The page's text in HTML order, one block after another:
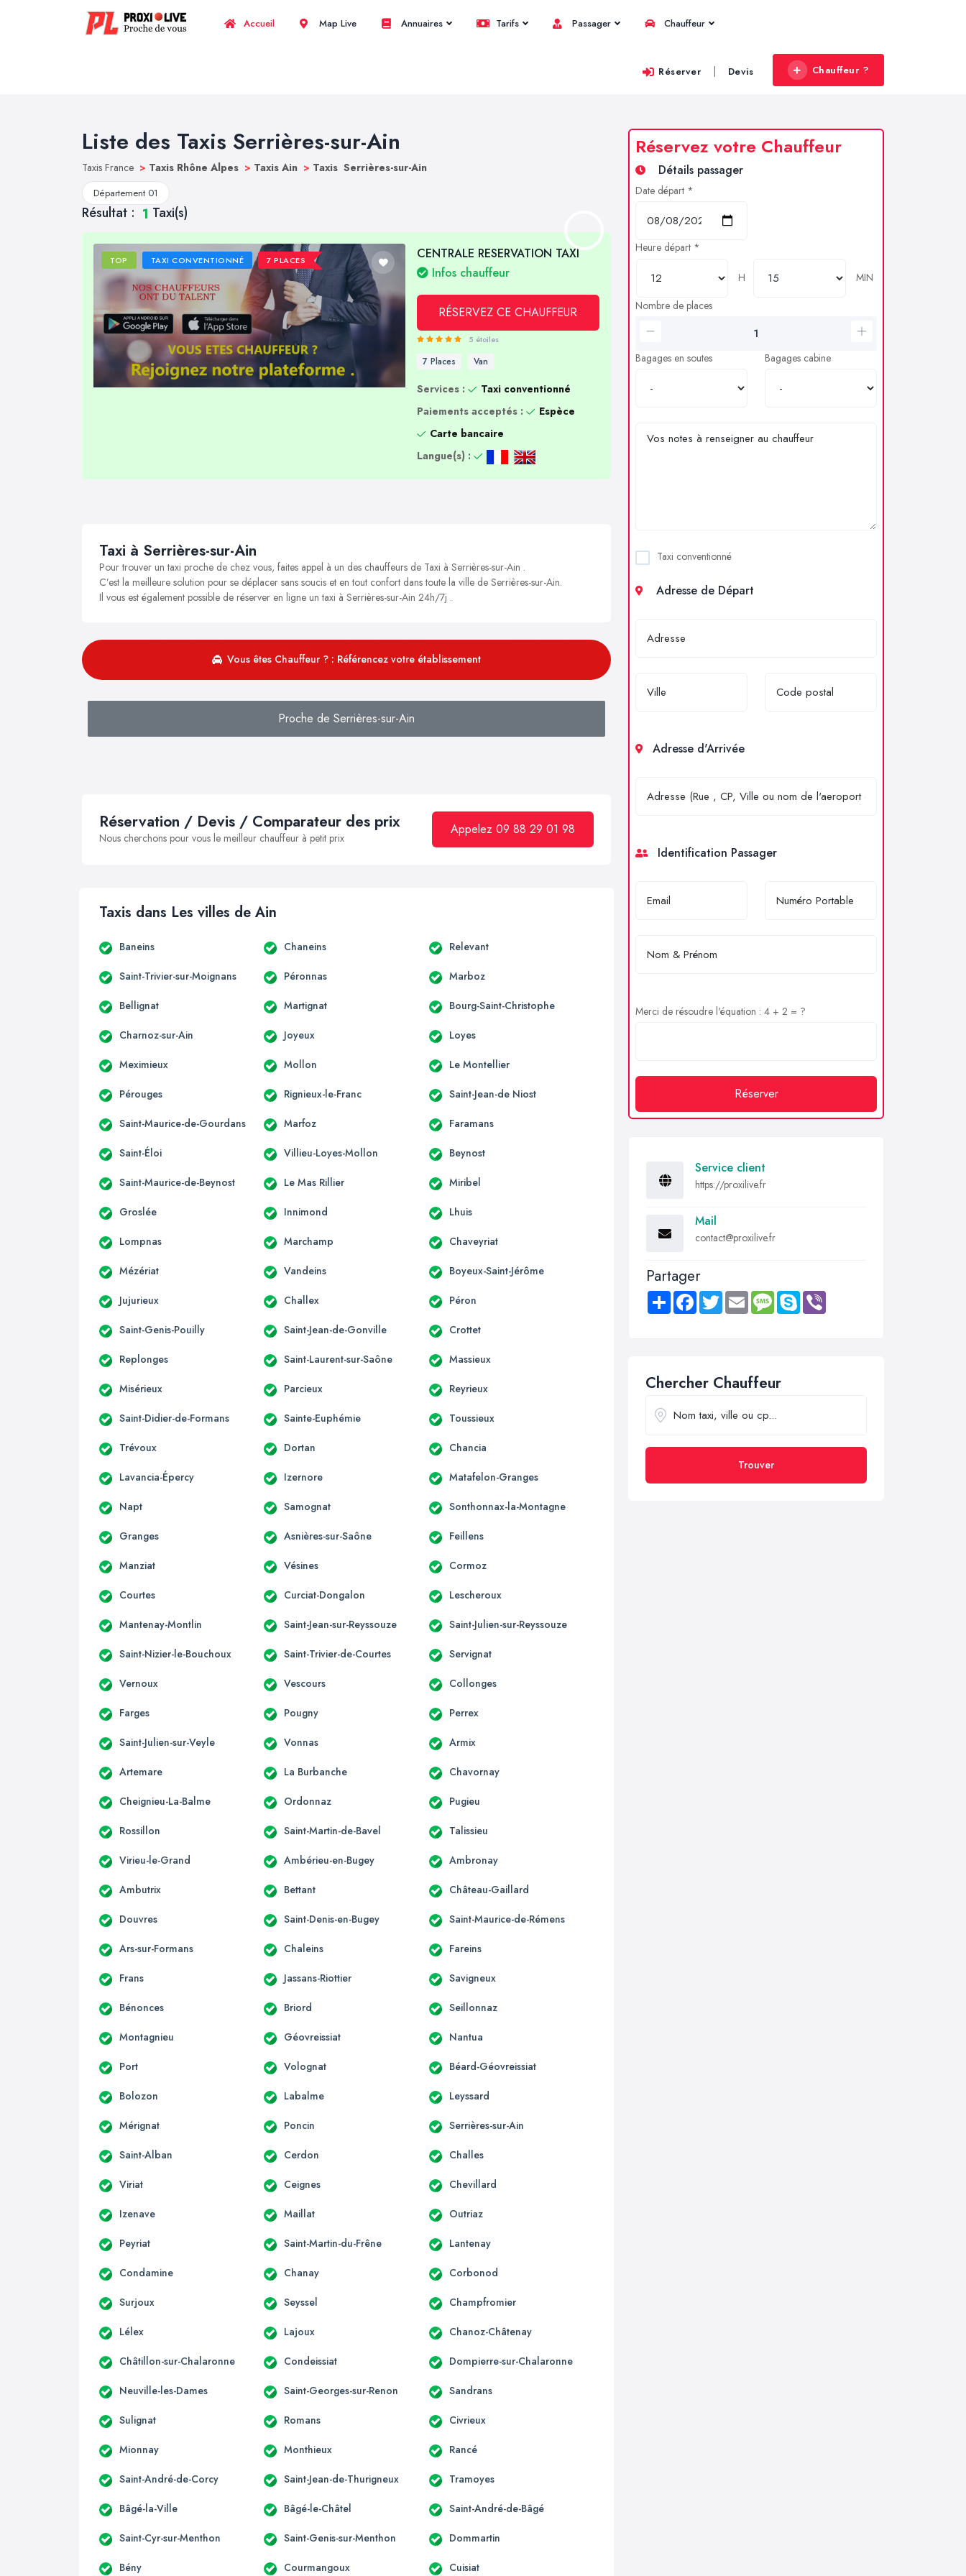
Accueil Map Live Annuaires Tarifs Passager Chauffeur
Réserver | Devis Chauffeur ?
Liste des Taxis Serrières-sur-Ain
Taxis France > Taxis Rhône Alpes > Taxis Ain > Taxis Serrières-sur-Ain
Département 01
Résultat : 1 Taxi(s)
TOP TAXI CONVENTIONNÉ 7 PLACES
CENTRALE RESERVATION TAXI
Infos chauffeur
RÉSERVEZ CE CHAUFFEUR
5 étoiles
7 Places Van
Services :
Taxi conventionné
Paiements acceptés :
Espèce
Carte bancaire
Langue(s) :
Taxi à Serrières-sur-Ain
Pour trouver un taxi proche de chez vous, faites appel à un des chauffeurs de Taxi à Serrières-sur-Ain .
C’est la meilleure solution pour se déplacer sans soucis et en tout confort dans toute la ville de Serrières-sur-Ain.
Il vous est également possible de réserver en ligne un taxi à Serrières-sur-Ain 24h/7j .
Vous êtes Chauffeur ? : Référencez votre établissement
Proche de Serrières-sur-Ain
Réservation / Devis / Comparateur des prix
Nous cherchons pour vous le meilleur chauffeur à petit prix
Appelez 09 88 29 01 98
Taxis dans Les villes de Ain
Baneins Chaneins Relevant
Saint-Trivier-sur-Moignans Péronnas Marboz
Bellignat Martignat Bourg-Saint-Christophe
Charnoz-sur-Ain Joyeux Loyes
Meximieux Mollon Le Montellier
Pérouges Rignieux-le-Franc Saint-Jean-de Niost
Saint-Maurice-de-Gourdans Marfoz Faramans
Saint-Éloi Villieu-Loyes-Mollon Beynost
Saint-Maurice-de-Beynost Le Mas Rillier Miribel
Groslée Innimond Lhuis
Lompnas Marchamp Chaveyriat
Mézériat Vandeins Boyeux-Saint-Jérôme
Jujurieux Challex Péron
Saint-Genis-Pouilly Saint-Jean-de-Gonville Crottet
Replonges Saint-Laurent-sur-Saône Massieux
Misérieux Parcieux Reyrieux
Saint-Didier-de-Formans Sainte-Euphémie Toussieux
Trévoux Dortan Chancia
Lavancia-Épercy Izernore Matafelon-Granges
Napt Samognat Sonthonnax-la-Montagne
Granges Asnières-sur-Saône Feillens
Manziat Vésines Cormoz
Courtes Curciat-Dongalon Lescheroux
Mantenay-Montlin Saint-Jean-sur-Reyssouze Saint-Julien-sur-Reyssouze
Saint-Nizier-le-Bouchoux Saint-Trivier-de-Courtes Servignat
Vernoux Vescours Collonges
Farges Pougny Perrex
Saint-Julien-sur-Veyle Vonnas Armix
Artemare La Burbanche Chavornay
Cheignieu-La-Balme Ordonnaz Pugieu
Rossillon Saint-Martin-de-Bavel Talissieu
Virieu-le-Grand Ambérieu-en-Bugey Ambronay
Ambutrix Bettant Château-Gaillard
Douvres Saint-Denis-en-Bugey Saint-Maurice-de-Rémens
Ars-sur-Formans Chaleins Fareins
Frans Jassans-Riottier Savigneux
Bénonces Briord Seillonnaz
Montagnieu Géovreissiat Nantua
Port Volognat Béard-Géovreissiat
Bolozon Labalme Leyssard
Mérignat Poncin Serrières-sur-Ain
Saint-Alban Cerdon Challes
Viriat Ceignes Chevillard
Izenave Maillat Outriaz
Peyriat Saint-Martin-du-Frêne Lantenay
Condamine Chanay Corbonod
Surjoux Seyssel Champfromier
Lélex Lajoux Chanoz-Châtenay
Châtillon-sur-Chalaronne Condeissiat Dompierre-sur-Chalaronne
Neuville-les-Dames Saint-Georges-sur-Renon Sandrans
Sulignat Romans Civrieux
Mionnay Monthieux Rancé
Saint-André-de-Corcy Saint-Jean-de-Thurigneux Tramoyes
Bâgé-la-Ville Bâgé-le-Châtel Saint-André-de-Bâgé
Saint-Cyr-sur-Menthon Saint-Genis-sur-Menthon Dommartin
Bény Courmangoux Cuisiat
Réservez votre Chauffeur
Détails passager
Date départ *
Heure départ *
H
MIN
Nombre de places
Bagages en soutes Bagages cabine
Taxi conventionné
Adresse de Départ
Adresse d'Arrivée
Identification Passager
Merci de résoudre l'équation : 4 + 2 = ?
Réserver
Service client
https://proxilive.fr
Mail
contact@proxilive.fr
Partager
Share FacebookTwitter Email MessageSkype
Chercher Chauffeur
Trouver